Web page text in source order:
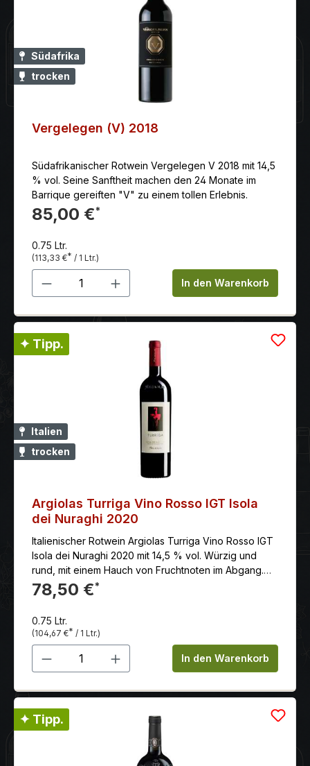
Südafrika
trocken
Vergelegen (V) 2018
Südafrikanischer Rotwein Vergelegen V 2018 mit 14,5
% vol. Seine Sanftheit machen den 24 Monate im
Barrique gereiften "V" zu einem tollen Erlebnis.
85,00 €*
0.75 Ltr.
(113,33 €* / 1 Ltr.)
Produkt Anzahl: Gib denIn den Warenkorb
✦ Tipp.
Italien
trocken
Argiolas Turriga Vino Rosso IGT Isola
dei Nuraghi 2020
Italienischer Rotwein Argiolas Turriga Vino Rosso IGT
Isola dei Nuraghi 2020 mit 14,5 % vol. Würzig und
rund, mit einem Hauch von Fruchtnoten im Abgang.
Der Argiolas Turriga Vino Rosso IGT Isola dei Nuraghi
2020 ist ein komplexer, kraftvoller und eleganter
Charakteristika des sardischen Terroirs und der
autochthonen Rebsorten auf beeindruckende Weise
widerspiegelt. Er ist ein Wein für besondere Anlässe
und für Liebhaber gehaltvoller, langlebiger Rotweine.
78,50 €*
0.75 Ltr.
(104,67 €* / 1 Ltr.)
Produkt Anzahl: Gib denIn den Warenkorb
✦ Tipp.